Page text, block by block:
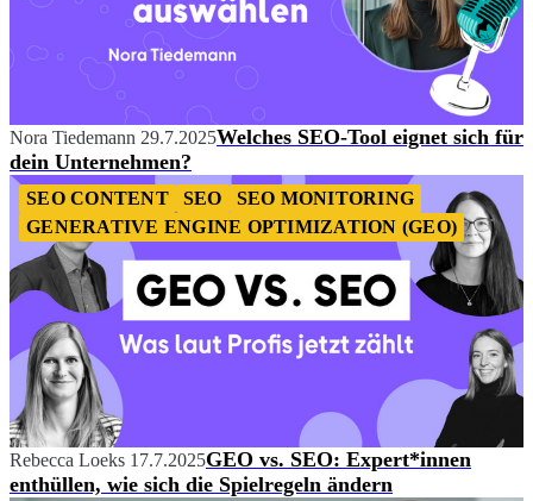
Nora Tiedemann 29.7.2025Welches SEO-Tool eignet sich für
dein Unternehmen?
SEO CONTENT SEO
SEO MONITORING
GENERATIVE ENGINE OPTIMIZATION (GEO)
Rebecca Loeks 17.7.2025GEO vs. SEO: Expert*innen
enthüllen, wie sich die Spielregeln ändern